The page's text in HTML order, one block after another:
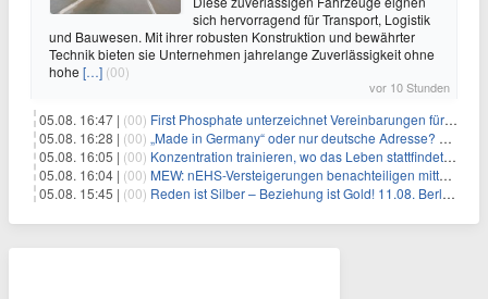
sich hervorragend für Transport, Logistik
und Bauwesen. Mit ihrer robusten Konstruktion und bewährter
Technik bieten sie Unternehmen jahrelange Zuverlässigkeit ohne
hohe […] (00)
vor 10 Stunden
05.08. 16:47 | (00) First Phosphate unterzeichnet Vereinbarungen für nicht zu refundierende Zuwendungen in Höhe von 4,84 Mio. $ von der kanadischen Regierung für Straßeninfrastruktur und Stromübertragungsleitungen
05.08. 16:28 | (00) „Made in Germany“ oder nur deutsche Adresse? So erkennen Sie, wo Ihre Leiterplatten wirklich gefertigt werden
05.08. 16:05 | (00) Konzentration trainieren, wo das Leben stattfindet: Mobile EEG-Technologie bringt Neurofeedback in den Alltag
05.08. 16:04 | (00) MEW: nEHS-Versteigerungen benachteiligen mittelständische Unternehmen
05.08. 15:45 | (00) Reden ist Silber – Beziehung ist Gold! 11.08. Berlin – 18:30 Uhr